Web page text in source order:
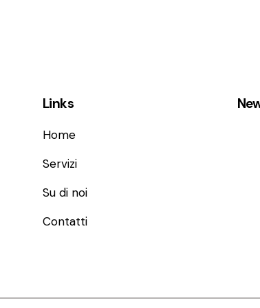
Links
Home
Servizi
Su di noi
Contatti